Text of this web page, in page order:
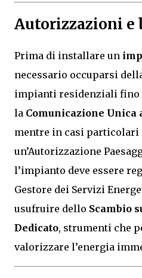
Autorizzazioni e
Prima di installare un
necessario occuparsi
impianti residenziali fino
la Comunicazione Unica
mentre in casi particolari
un’Autorizzazione
l’impianto deve essere
Gestore dei Servizi
usufruire dello Scambio
Dedicato, strumenti che
valorizzare l’energia